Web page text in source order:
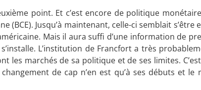
point. Et c’est encore de politique
Jusqu’à maintenant, celle-ci semblait s’être
Mais il aura suffi d’une information de
L’institution de Francfort a très
les marchés de sa politique et de ses limites.
de cap n’en est qu’à ses débuts et le